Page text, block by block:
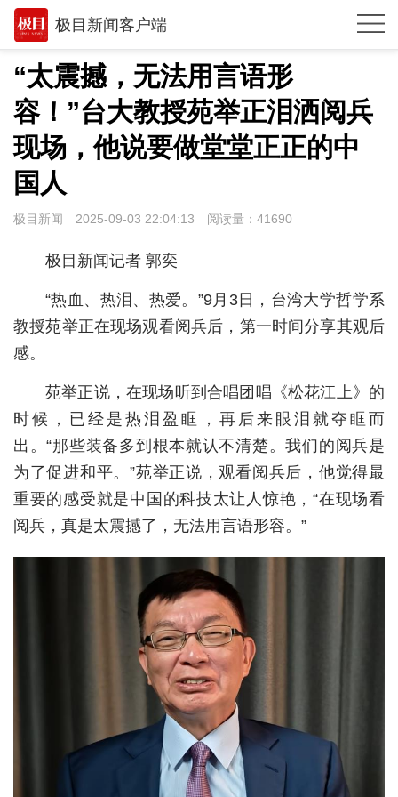
极目新闻客户端
推荐
观点
时政
湖北
武汉
世相
专题
极客圈
经济
城建
科教
健康
“太震撼，无法用言语形
容！”台大教授苑举正泪洒阅兵
现场，他说要做堂堂正正的中
国人
极目新闻 2025-09-03 22:04:13 阅读量： 41690
极目新闻记者 郭奕
“热血、热泪、热爱。”9月3日，台湾大学哲学系
教授苑举正在现场观看阅兵后，第一时间分享其观后
感。
苑举正说，在现场听到合唱团唱《松花江上》的
时候，已经是热泪盈眶，再后来眼泪就夺眶而
出。“那些装备多到根本就认不清楚。我们的阅兵是
为了促进和平。”苑举正说，观看阅兵后，他觉得最
重要的感受就是中国的科技太让人惊艳，“在现场看
阅兵，真是太震撼了，无法用言语形容。”